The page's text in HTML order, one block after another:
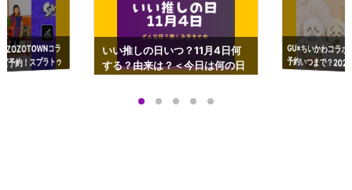
コラ
予約！スプラトゥ
ップも渋谷Hz
いい推しの日いつ？11月4日何
する？由来は？＜今日は何の日
GU×ちいかわコラ
予約いつまで？
ーチやショルダー